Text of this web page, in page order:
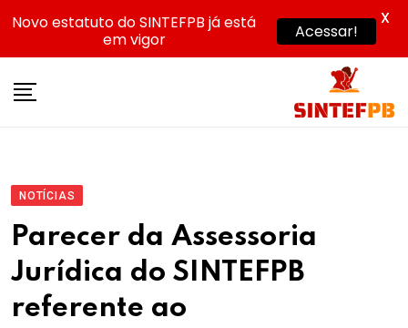
NOTÍCIAS
Parecer da Assessoria
Jurídica do SINTEFPB
referente ao
Novo estatuto do SINTEFPB já está
em vigor
Acessar!
X